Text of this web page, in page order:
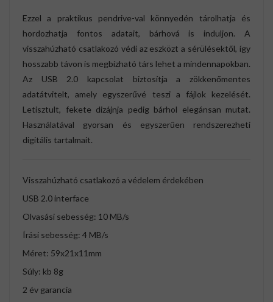
Ezzel a praktikus pendrive-val könnyedén tárolhatja és
hordozhatja fontos adatait, bárhová is induljon. A
visszahúzható csatlakozó védi az eszközt a sérülésektől, így
hosszabb távon is megbízható társ lehet a mindennapokban.
Az USB 2.0 kapcsolat biztosítja a zökkenőmentes
adatátvitelt, amely egyszerűvé teszi a fájlok kezelését.
Letisztult, fekete dizájnja pedig bárhol elegánsan mutat.
Használatával gyorsan és egyszerűen rendszerezheti
digitális tartalmait.
Visszahúzható csatlakozó a védelem érdekében
USB 2.0 interface
Olvasási sebesség: 10 MB/s
Írási sebesség: 4 MB/s
Méret: 59x21x11mm
Súly: kb 8g
2 év garancia